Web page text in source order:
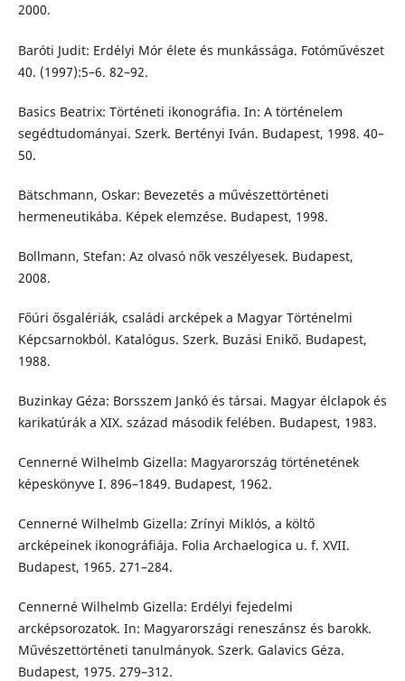
2000.
Baróti Judit: Erdélyi Mór élete és munkássága. Fotóművészet
40. (1997):5–6. 82–92.
Basics Beatrix: Történeti ikonográfia. In: A történelem
segédtudományai. Szerk. Bertényi Iván. Budapest, 1998. 40–
50.
Bätschmann, Oskar: Bevezetés a művészettörténeti
hermeneutikába. Képek elemzése. Budapest, 1998.
Bollmann, Stefan: Az olvasó nők veszélyesek. Budapest,
2008.
Főúri ősgalériák, családi arcképek a Magyar Történelmi
Képcsarnokból. Katalógus. Szerk. Buzási Enikő. Budapest,
1988.
Buzinkay Géza: Borsszem Jankó és társai. Magyar élclapok és
karikatúrák a XIX. század második felében. Budapest, 1983.
Cennerné Wilhelmb Gizella: Magyarország történetének
képeskönyve I. 896–1849. Budapest, 1962.
Cennerné Wilhelmb Gizella: Zrínyi Miklós, a költő
arcképeinek ikonográfiája. Folia Archaelogica u. f. XVII.
Budapest, 1965. 271–284.
Cennerné Wilhelmb Gizella: Erdélyi fejedelmi
arcképsorozatok. In: Magyarországi reneszánsz és barokk.
Művészettörténeti tanulmányok. Szerk. Galavics Géza.
Budapest, 1975. 279–312.